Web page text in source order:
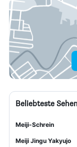
Beliebteste
Meiji-Schrein
Meiji Jingu Yakyujo